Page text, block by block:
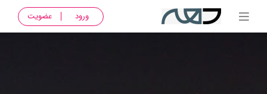
ورود عضویت